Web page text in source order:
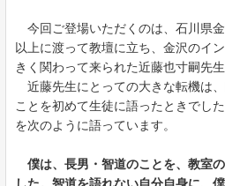
今回ご登場いただくのは、石川県
以上に渡って教壇に立ち、 金沢のイ
きく関わって来られた近藤也寸嗣先生
近藤先生にとっての大きな転機は
ことを初めて生徒に語ったときでし
を次のように語っています。
僕は、長男・智道のことを、教室
した。智道を語れない自分自身に、